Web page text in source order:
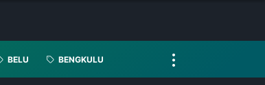
BELU BENGKULU